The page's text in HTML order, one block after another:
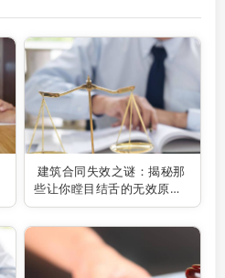
建筑合同失效之谜：揭秘那
些让你瞠目结舌的无效原
因！